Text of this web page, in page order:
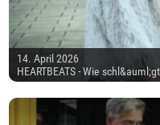
14. April 2026
HEARTBEATS - Wie